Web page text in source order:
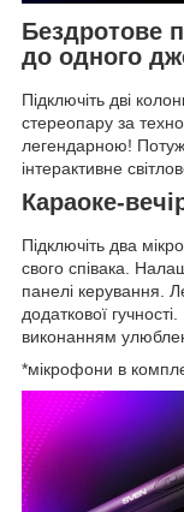
Бездротове
до одного
Підключіть дві
стереопару за
легендарною!
інтерактивне
Караоке-
Підключіть два
свого співака.
панелі керування.
додаткової
виконанням
*мікрофони в